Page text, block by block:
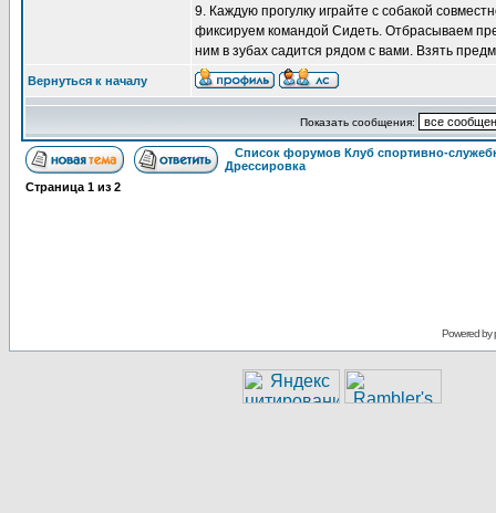
9. Каждую прогулку играйте с собакой
фиксируем командой Сидеть. Отбрасываем
ним в зубах садится рядом с вами. Взять
Вернуться к началу
Показать сообщения:
Список форумов Клуб спортивно-
Дрессировка
Страница 1 из 2
Powered by